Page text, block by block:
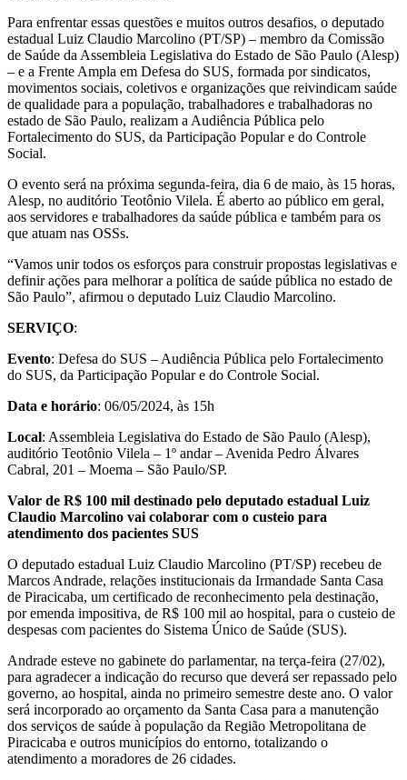
Para enfrentar essas questões e muitos outros desafios, o deputado
estadual Luiz Claudio Marcolino (PT/SP) – membro da Comissão
de Saúde da Assembleia Legislativa do Estado de São Paulo (Alesp)
– e a Frente Ampla em Defesa do SUS, formada por sindicatos,
movimentos sociais, coletivos e organizações que reivindicam saúde
de qualidade para a população, trabalhadores e trabalhadoras no
estado de São Paulo, realizam a Audiência Pública pelo
Fortalecimento do SUS, da Participação Popular e do Controle
Social.
O evento será na próxima segunda-feira, dia 6 de maio, às 15 horas,
Alesp, no auditório Teotônio Vilela. É aberto ao público em geral,
aos servidores e trabalhadores da saúde pública e também para os
que atuam nas OSSs.
“Vamos unir todos os esforços para construir propostas legislativas e
definir ações para melhorar a política de saúde pública no estado de
São Paulo”, afirmou o deputado Luiz Claudio Marcolino.
SERVIÇO:
Evento: Defesa do SUS – Audiência Pública pelo Fortalecimento
do SUS, da Participação Popular e do Controle Social.
Data e horário: 06/05/2024, às 15h
Local: Assembleia Legislativa do Estado de São Paulo (Alesp),
auditório Teotônio Vilela – 1º andar – Avenida Pedro Álvares
Cabral, 201 – Moema – São Paulo/SP.
Valor de R$ 100 mil destinado pelo deputado estadual Luiz
Claudio Marcolino vai colaborar com o custeio para
atendimento dos pacientes SUS
O deputado estadual Luiz Claudio Marcolino (PT/SP) recebeu de
Marcos Andrade, relações institucionais da Irmandade Santa Casa
de Piracicaba, um certificado de reconhecimento pela destinação,
por emenda impositiva, de R$ 100 mil ao hospital, para o custeio de
despesas com pacientes do Sistema Único de Saúde (SUS).
Andrade esteve no gabinete do parlamentar, na terça-feira (27/02),
para agradecer a indicação do recurso que deverá ser repassado pelo
governo, ao hospital, ainda no primeiro semestre deste ano. O valor
será incorporado ao orçamento da Santa Casa para a manutenção
dos serviços de saúde à população da Região Metropolitana de
Piracicaba e outros municípios do entorno, totalizando o
atendimento a moradores de 26 cidades.